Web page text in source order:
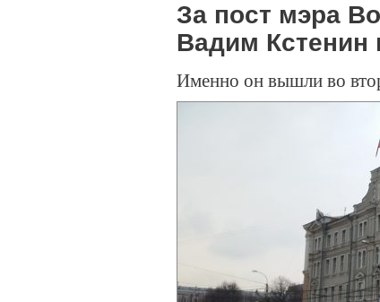
За пост мэра
Вадим Кстенин
Именно он вышли во